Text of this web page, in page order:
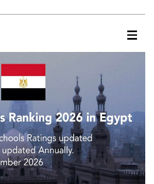
سجل الان